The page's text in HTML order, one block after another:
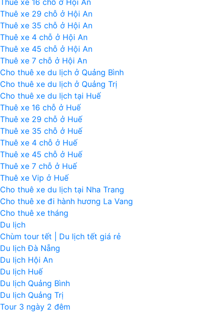
Thuê xe 16 chỗ ở Hội An
Thuê xe 29 chỗ ở Hội An
Thuê xe 35 chỗ ở Hội An
Thuê xe 4 chỗ ở Hội An
Thuê xe 45 chỗ ở Hội An
Thuê xe 7 chỗ ở Hội An
Cho thuê xe du lịch ở Quảng Bình
Cho thuê xe du lịch ở Quảng Trị
Cho thuê xe du lịch tại Huế
Thuê xe 16 chỗ ở Huế
Thuê xe 29 chỗ ở Huế
Thuê xe 35 chỗ ở Huế
Thuê xe 4 chỗ ở Huế
Thuê xe 45 chỗ ở Huế
Thuê xe 7 chỗ ở Huế
Thuê xe Vip ở Huế
Cho thuê xe du lịch tại Nha Trang
Cho thuê xe đi hành hương La Vang
Cho thuê xe tháng
Du lịch
Chùm tour tết | Du lịch tết giá rẻ
Du lịch Đà Nẵng
Du lịch Hội An
Du lịch Huế
Du lịch Quảng Bình
Du lịch Quảng Trị
Tour 3 ngày 2 đêm